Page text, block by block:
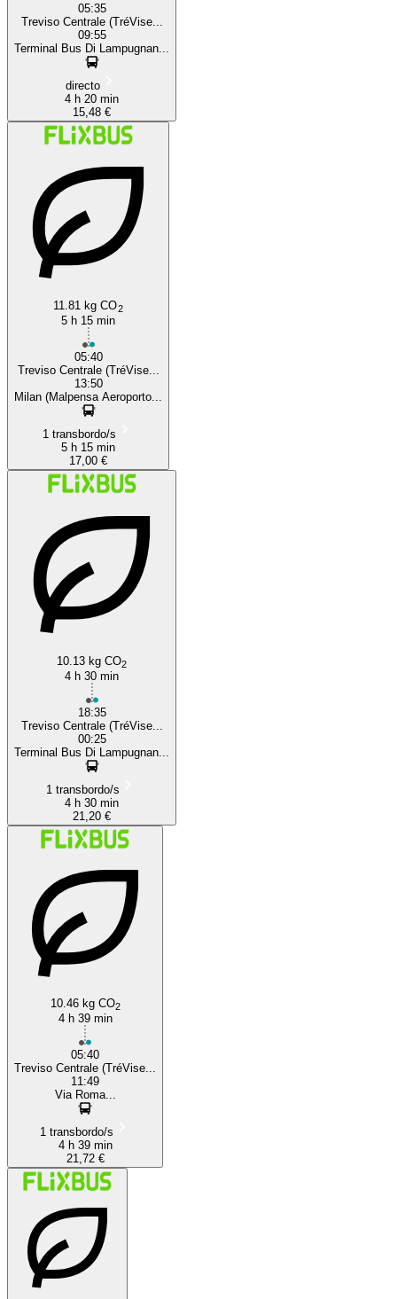
05:35
Treviso Centrale (TréVise...
09:55
Terminal Bus Di Lampugnan...
directo
4 h 20 min
15,48 €
11.81 kg CO2
5 h 15 min
05:40
Treviso Centrale (TréVise...
13:50
Milan (Malpensa Aeroporto...
1 transbordo/s
5 h 15 min
17,00 €
10.13 kg CO2
4 h 30 min
18:35
Treviso Centrale (TréVise...
00:25
Terminal Bus Di Lampugnan...
1 transbordo/s
4 h 30 min
21,20 €
10.46 kg CO2
4 h 39 min
05:40
Treviso Centrale (TréVise...
11:49
Via Roma...
1 transbordo/s
4 h 39 min
21,72 €